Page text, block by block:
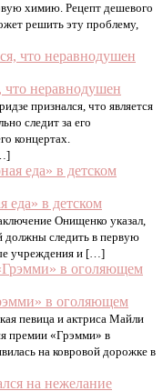
химию. Рецепт дешевого
решить эту проблему,
что неравнодушен
признался, что является
следит за его
концертах.
еда» в детском
Онищенко указал,
должны следить в первую
учреждения и […]
в оголяющем
певица и актриса Майли
премии «Грэмми» в
на ковровой дорожке в